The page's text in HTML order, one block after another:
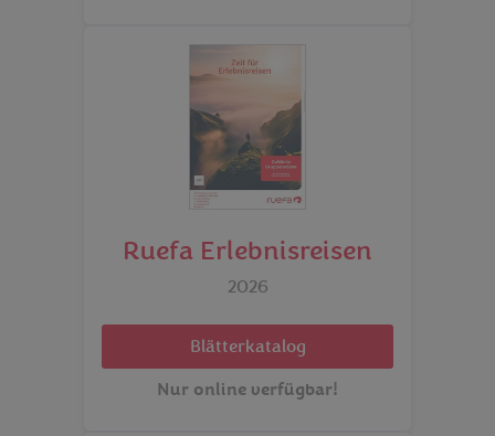
Ruefa Erlebnisreisen
2026
Blätterkatalog
Nur online verfügbar!